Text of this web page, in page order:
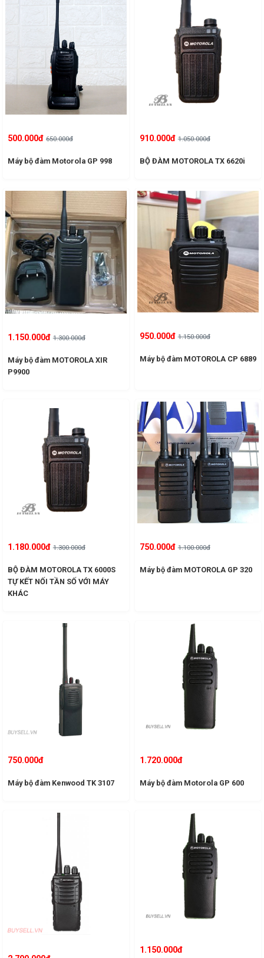
500.000đ650.000đ
Máy bộ đàm Motorola GP 998
910.000đ1.050.000đ
BỘ ĐÀM MOTOROLA TX 6620i
1.150.000đ1.300.000đ
Máy bộ đàm MOTOROLA XIR
P9900
950.000đ1.150.000đ
Máy bộ đàm MOTOROLA CP 6889
1.180.000đ1.300.000đ
BỘ ĐÀM MOTOROLA TX 6000S
TỰ KẾT NỐI TẦN SỐ VỚI MÁY
KHÁC
750.000đ1.100.000đ
Máy bộ đàm MOTOROLA GP 320
750.000đ
Máy bộ đàm Kenwood TK 3107
1.720.000đ
Máy bộ đàm Motorola GP 600
1.150.000đ